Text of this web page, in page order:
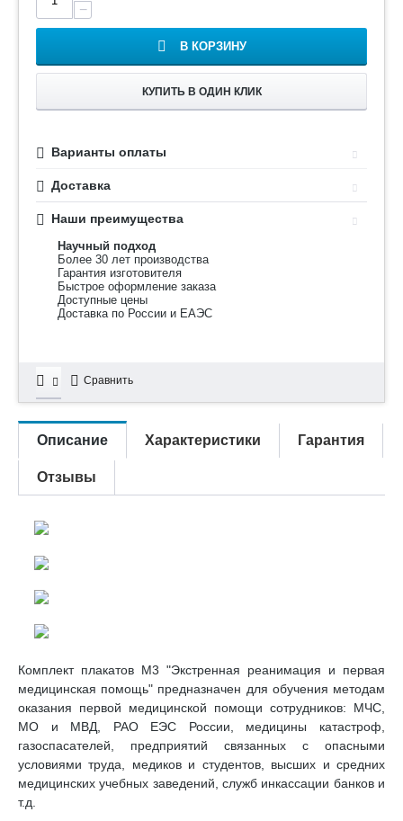
−
В КОРЗИНУ
КУПИТЬ В ОДИН КЛИК
Варианты оплаты
Доставка
Наши преимущества
Научный подход
Более 30 лет производства
Гарантия изготовителя
Быстрое оформление заказа
Доступные цены
Доставка по России и ЕАЭС
Сравнить
Описание Характеристики Гарантия
Отзывы
Комплект плакатов М3 "Экстренная реанимация и первая
медицинская помощь" предназначен для обучения методам
оказания первой медицинской помощи сотрудников: МЧС,
МО и МВД, РАО ЕЭС России, медицины катастроф,
газоспасателей, предприятий связанных с опасными
условиями труда, медиков и студентов, высших и средних
медицинских учебных заведений, служб инкассации банков и
т.д.